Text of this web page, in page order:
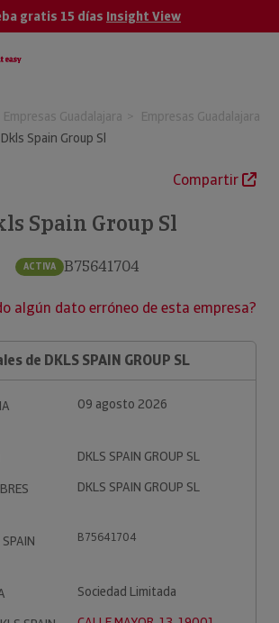
gratis 15 días Insight View
Empresas Guadalajara
Empresas Guadalajara
Spain Group Sl
Compartir
Spain Group Sl
ACTIVA B75641704
algún dato erróneo de esta empresa?
de DKLS SPAIN GROUP SL
09 agosto 2026
DKLS SPAIN GROUP SL
DKLS SPAIN GROUP SL
B75641704
Sociedad Limitada